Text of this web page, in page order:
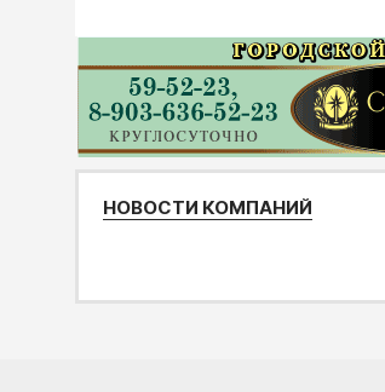
НОВОСТИ КОМПАНИЙ